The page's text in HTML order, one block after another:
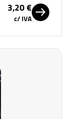
3,20 €
c/ IVA